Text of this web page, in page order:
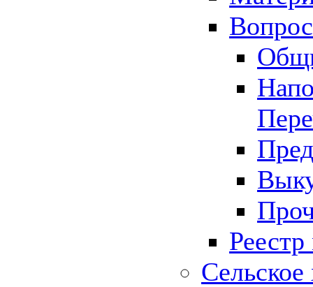
Сельское